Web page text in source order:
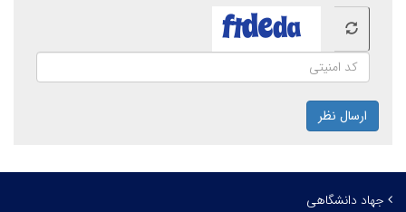
ارسال نظر
جهاد دانشگاهی